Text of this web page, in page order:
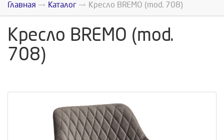
Главная Каталог Кресло BREMO (mod. 708)
Кресло BREMO (mod.
708)